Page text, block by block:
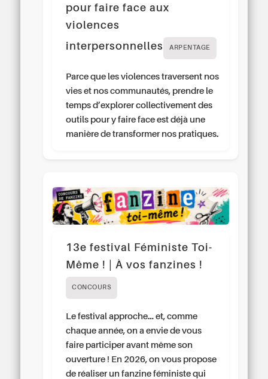
pour faire face aux
violences
interpersonnelles
ARPENTAGE
Parce que les violences traversent nos
vies et nos communautés, prendre le
temps d’explorer collectivement des
outils pour y faire face est déjà une
manière de transformer nos pratiques.
13e festival Féministe Toi-
Même ! | À vos fanzines !
CONCOURS
Le festival approche… et, comme
chaque année, on a envie de vous
faire participer avant même son
ouverture ! En 2026, on vous propose
de réaliser un fanzine féministe qui